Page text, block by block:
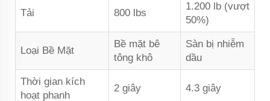
Tải 800 lbs
1.200 lb (vượt
50%)
Loại Bề Mặt
Bề mặt bê
tông khô
Sàn bị nhiễm
dầu
Thời gian kích
hoạt phanh
2 giây 4.3 giây